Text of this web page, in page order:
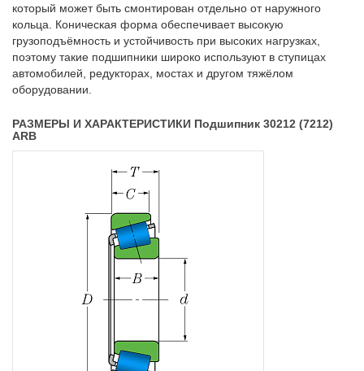
который может быть смонтирован отдельно от наружного
кольца. Коническая форма обеспечивает высокую
грузоподъёмность и устойчивость при высоких нагрузках,
поэтому такие подшипники широко используют в ступицах
автомобилей, редукторах, мостах и другом тяжёлом
оборудовании.
РАЗМЕРЫ И ХАРАКТЕРИСТИКИ Подшипник 30212 (7212)
ARB